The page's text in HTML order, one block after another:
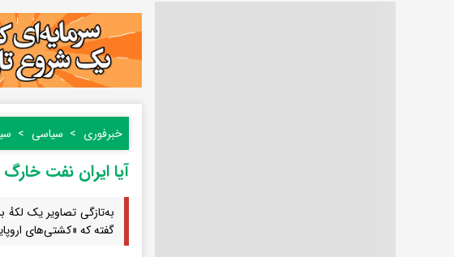
خبرفوری سیاسی
آیا ایران نفت
به‌تازگی تصاویر یک لکهٔ
گفته که «کشتی‌های